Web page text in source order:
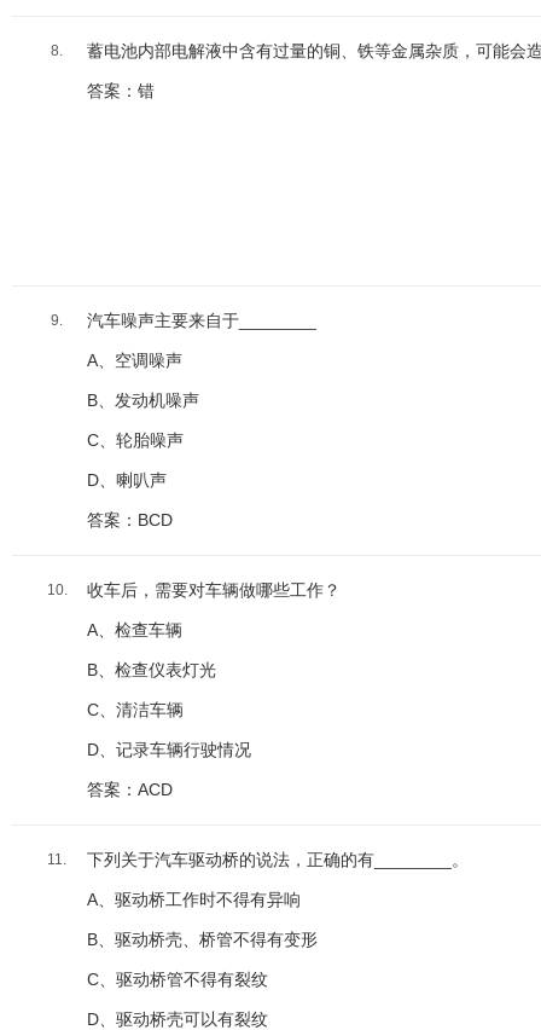
8. 蓄电池内部电解液中含有过量的铜、铁等金属杂质，可能会
答案：错
9. 汽车噪声主要来自于________
A、空调噪声
B、发动机噪声
C、轮胎噪声
D、喇叭声
答案：BCD
10. 收车后，需要对车辆做哪些工作？
A、检查车辆
B、检查仪表灯光
C、清洁车辆
D、记录车辆行驶情况
答案：ACD
11. 下列关于汽车驱动桥的说法，正确的有________。
A、驱动桥工作时不得有异响
B、驱动桥壳、桥管不得有变形
C、驱动桥管不得有裂纹
D、驱动桥壳可以有裂纹